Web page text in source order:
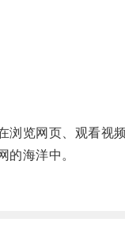
览网页、观看视频
海洋中。